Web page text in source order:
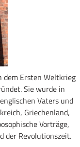
dem Ersten Weltkrieg
Sie wurde in
Vaters und
Griechenland,
Vorträge,
der Revolutionszeit.